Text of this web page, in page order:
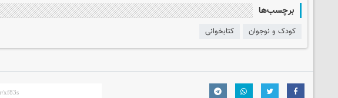
برچسب‌ها
کودک و نوجوان کتابخوانی